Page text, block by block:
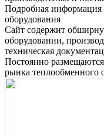
Подробная информация
оборудования
Сайт содержит
оборудовании,
техническая
Постоянно
рынка теплообменного